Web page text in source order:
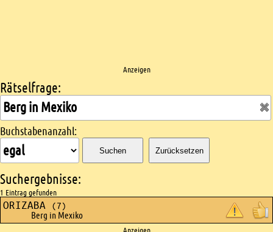
Anzeigen
Kreuzworträtsel suchen
Rätselfrage:
Buchstabenanzahl:
Suchen Zurücksetzen
Suchergebnisse:
1 Eintrag gefunden
ORIZABA (7)
Berg in Mexiko